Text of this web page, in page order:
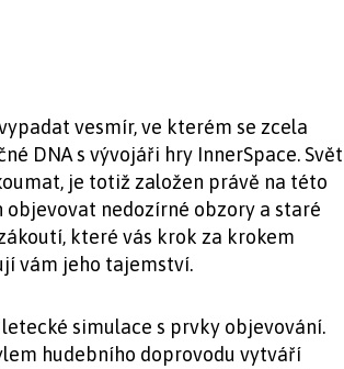
vesmír, ve kterém se zcela
DNA s vývojáři hry InnerSpace. Svět
je totiž založen právě na této
nedozírné obzory a staré
které vás krok za krokem
vám jeho tajemství.
simulace s prvky objevování.
hudebního doprovodu vytváří